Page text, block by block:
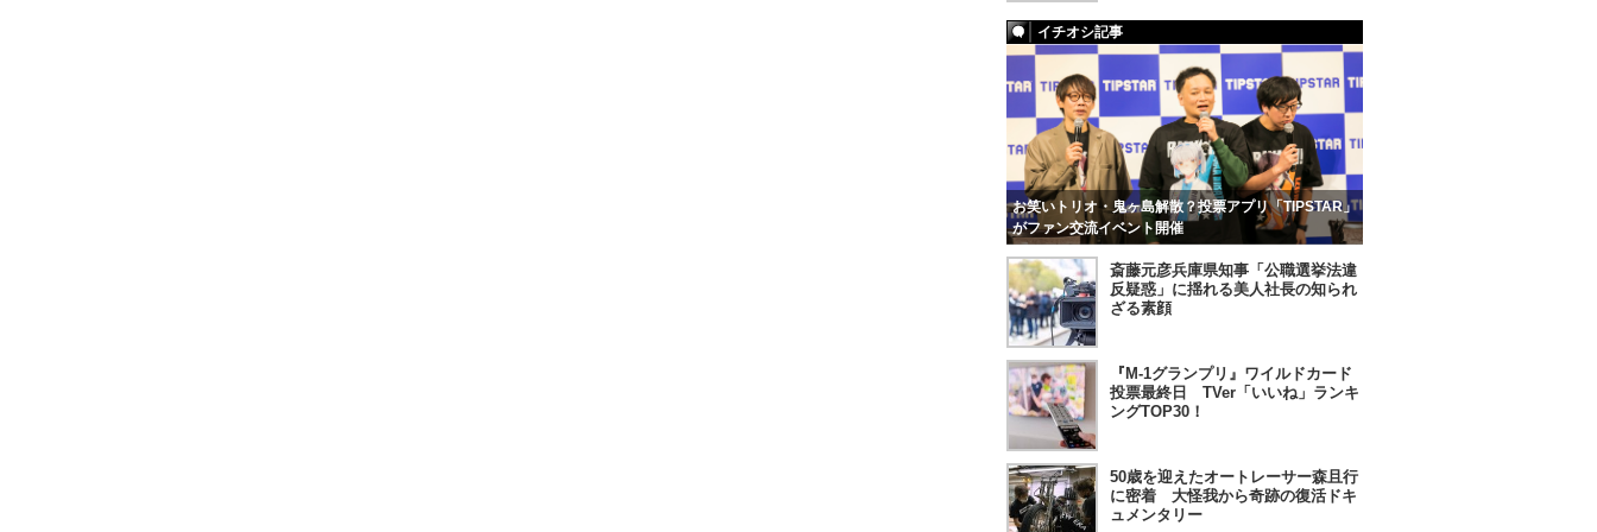
イチオシ記事
お笑いトリオ・鬼ヶ島解散？投票アプリ「TIPSTAR」
がファン交流イベント開催
斎藤元彦兵庫県知事「公職選挙法違
反疑惑」に揺れる美人社長の知られ
ざる素顔
『M-1グランプリ』ワイルドカード
投票最終日 TVer「いいね」ランキ
ングTOP30！
50歳を迎えたオートレーサー森且行
に密着 大怪我から奇跡の復活ドキ
ュメンタリー